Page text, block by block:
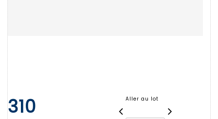
310 Aller au lot